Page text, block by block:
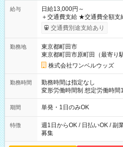
給与
日給13,000円～
＋交通費支給 ★交通費全額支給！ ┗案件により規定あり ★日払
いOK！（規定あり） ┗働い
ンビニATMから 日払い分を引き落とせ
交通費別途支給あり
勤務地
東京都町田市
東京都町田市原町田（最寄り
株式会社ワンベルウッズ
勤務時間
勤務時間は指定なし
変形労働時間制 想定労働時間160時間/月 【シ
～21：00
期間 単発・1日のみOK
特徴
週1日からOK / 日払いOK / 副
募集